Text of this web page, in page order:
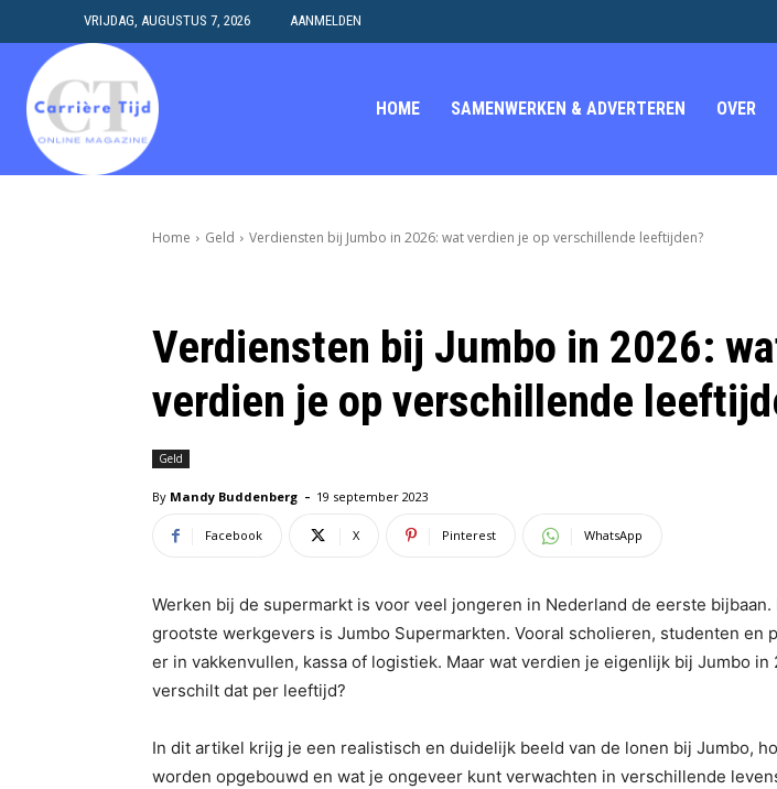
VRIJDAG, AUGUSTUS 7, 2026 AANMELDEN
HOME SAMENWERKEN & ADVERTEREN OVER
Home Geld Verdiensten bij Jumbo in 2026: wat verdien je op verschillende leeftijden?
Verdiensten bij Jumbo in 2026:
verdien je op verschillende
Geld
By Mandy Buddenberg - 19 september 2023
Facebook X Pinterest WhatsApp
Werken bij de supermarkt is voor veel jongeren in Nederland de eerste bijbaan.
grootste werkgevers is Jumbo Supermarkten. Vooral scholieren, studenten en
er in vakkenvullen, kassa of logistiek. Maar wat verdien je eigenlijk bij Jumbo in
verschilt dat per leeftijd?
In dit artikel krijg je een realistisch en duidelijk beeld van de lonen bij Jumbo,
worden opgebouwd en wat je ongeveer kunt verwachten in verschillende